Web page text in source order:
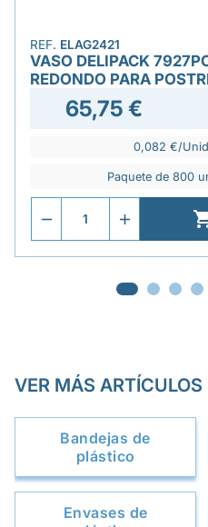
REF. ELAG2421
VASO DELIPACK
REDONDO PARA
65,75 €
0,082 €/
Paquete de 800
VER MÁS ARTÍCULOS
Bandejas de
plástico
Envases de